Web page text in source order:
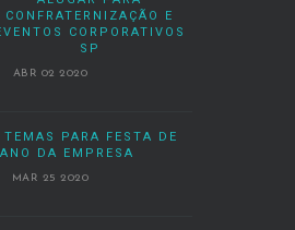
CONFRATERNIZAÇÃO E
CORPORATIVOS
SP
ABR 02 2020
PARA FESTA DE
DA EMPRESA
MAR 25 2020